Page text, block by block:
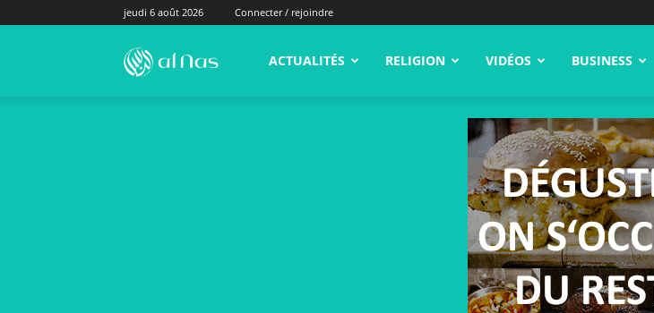
jeudi 6 août 2026 Connecter / rejoindre
alNas.fr ACTUALITÉS RELIGION VIDÉOS BUSINESS